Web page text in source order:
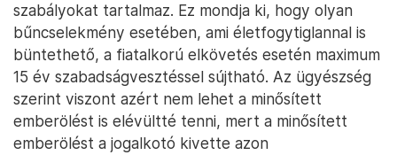
szabályokat tartalmaz. Ez mondja ki, hogy olyan
bűncselekmény esetében, ami életfogytiglannal is
büntethető, a fiatalkorú elkövetés esetén maximum
15 év szabadságvesztéssel sújtható. Az ügyészség
szerint viszont azért nem lehet a minősített
emberölést is elévültté tenni, mert a minősített
emberölést a jogalkotó kivette azon